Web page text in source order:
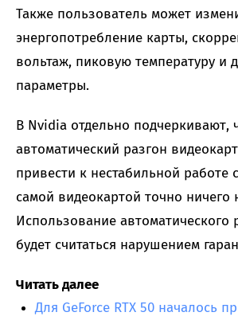
Также пользователь может
энергопотребление карты,
вольтаж, пиковую температуру и
параметры.
В Nvidia отдельно подчеркивают,
автоматический разгон
привести к нестабильной работе
самой видеокартой точно ничего
Использование автоматического
будет считаться нарушением
Читать далее
Для GeForce RTX 50 началось